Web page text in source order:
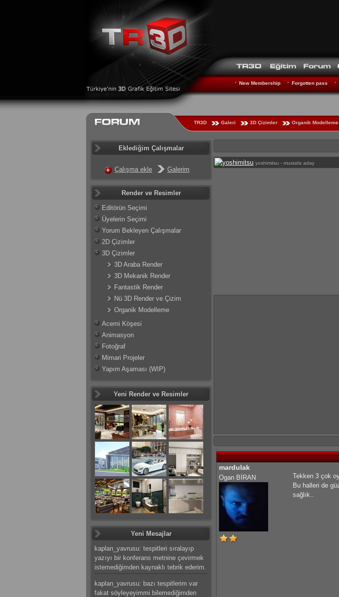
New Membership Forgotten pass
TR3D Galeri 3D Çizimler Organik Modelleme
yoshimitsu - mustafa aday
mardulak
Ogan BİRAN
Tekken 3 çok
Bu halleri de
sağlık..
Eklediğim Çalışmalar
Çalışma ekle Galerim
Render ve Resimler
Editörün Seçimi
Üyelerin Seçimi
Yorum Bekleyen Çalışmalar
2D Çizimler
3D Çizimler
3D Araba Render
3D Mekanik Render
Fantastik Render
Nü 3D Render ve Çizim
Organik Modelleme
Acemi Köşesi
Animasyon
Fotoğraf
Mimari Projeler
Yapım Aşaması (WIP)
Yeni Render ve Resimler
Yeni Mesajlar
kaplan_yavrusu: tespitleri sıralayıp
yazıyı bir konferans metnine çevirmek
istemediğimden kaynaklı tebrik ederim.
kaplan_yavrusu: bazı tespitlerim var
fakat söyleyeyimmi bilemediğimden